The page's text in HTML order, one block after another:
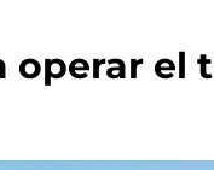
operar el